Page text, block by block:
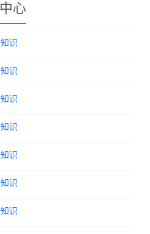
心
识
识
识
识
识
识
识